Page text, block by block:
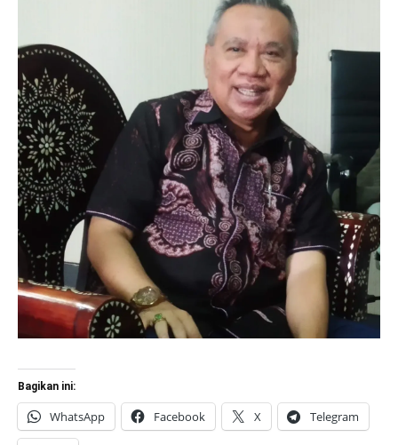
Bagikan ini:
WhatsApp Facebook X Telegram